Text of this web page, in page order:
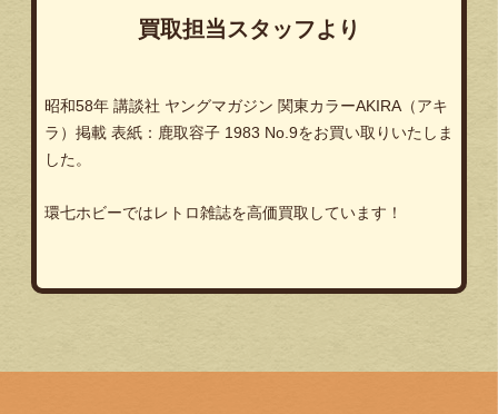
買取担当スタッフより
昭和58年 講談社 ヤングマガジン 関東カラーAKIRA（アキ
ラ）掲載 表紙：鹿取容子 1983 No.9をお買い取りいたしま
した。
環七ホビーではレトロ雑誌を高価買取しています！